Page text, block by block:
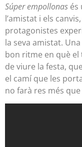
Súper empollonas és
l’amistat i els
protagonistes
la seva amistat.
bon ritme en què
de viure la festa,
el camí que les
no farà res més